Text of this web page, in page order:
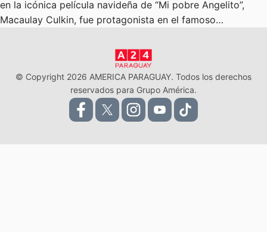
en la icónica película navideña de “Mi pobre Angelito”,
Macaulay Culkin, fue protagonista en el famoso…
© Copyright 2026 AMERICA PARAGUAY. Todos los derechos
reservados para Grupo América.